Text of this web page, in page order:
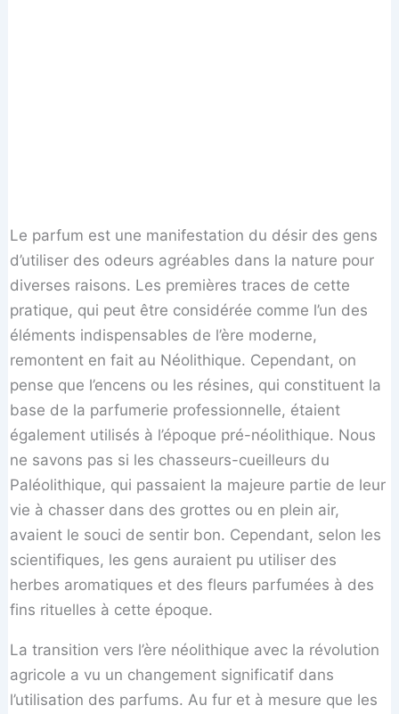
Le parfum est une manifestation du désir des gens
d’utiliser des odeurs agréables dans la nature pour
diverses raisons. Les premières traces de cette
pratique, qui peut être considérée comme l’un des
éléments indispensables de l’ère moderne,
remontent en fait au Néolithique. Cependant, on
pense que l’encens ou les résines, qui constituent la
base de la parfumerie professionnelle, étaient
également utilisés à l’époque pré-néolithique. Nous
ne savons pas si les chasseurs-cueilleurs du
Paléolithique, qui passaient la majeure partie de leur
vie à chasser dans des grottes ou en plein air,
avaient le souci de sentir bon. Cependant, selon les
scientifiques, les gens auraient pu utiliser des
herbes aromatiques et des fleurs parfumées à des
fins rituelles à cette époque.
La transition vers l’ère néolithique avec la révolution
agricole a vu un changement significatif dans
l’utilisation des parfums. Au fur et à mesure que les